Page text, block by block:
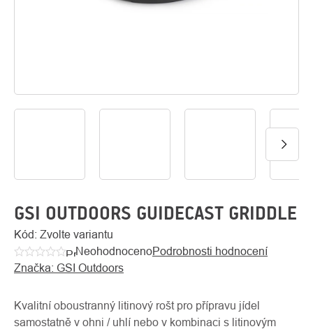
O
GSI OUTDOORS GUIDECAST GRIDDLE
Kód: Zvolte variantu
Průměrné
hodnocení
je
0,0
NeohodnocenoPodrobnosti hodnocení
Značka: GSI Outdoors
Kvalitní oboustranný litinový rošt pro přípravu jídel
samostatně v ohni / uhlí nebo v kombinaci s litinovým